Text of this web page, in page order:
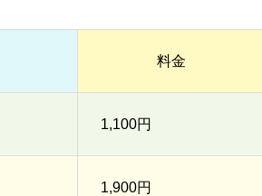
料金
1,100円
1,900円